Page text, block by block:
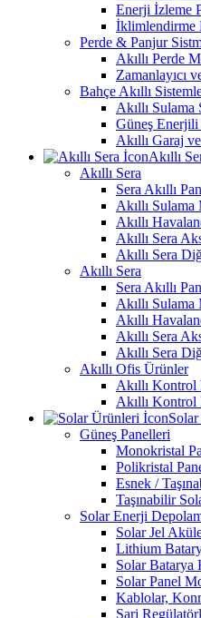
Enerji İzleme
İklimlendirme
Perde & Panjur
Akıllı Perde
Zamanlayıcı
Bahçe Akıllı
Akıllı Sulama
Güneş Enerjili
Akıllı Garaj
Akıllı
Akıllı Sera
Sera Akıllı
Akıllı
Akıllı
Akıllı Sera
Akıllı Sera
Akıllı Sera
Sera Akıllı
Akıllı
Akıllı
Akıllı Sera
Akıllı Sera
Akıllı Ofis Ürünler
Akıllı Kontrol
Akıllı
Güneş Panelleri
Monokristal
Polikristal
Esnek /
Taşınabilir
Solar Enerji
Solar Jel
Lithium
Solar Batarya
Solar Panel
Kablolar,
Şarj